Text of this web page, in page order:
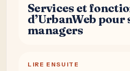
Services et
d’UrbanWeb pour
managers
LIRE ENSUITE